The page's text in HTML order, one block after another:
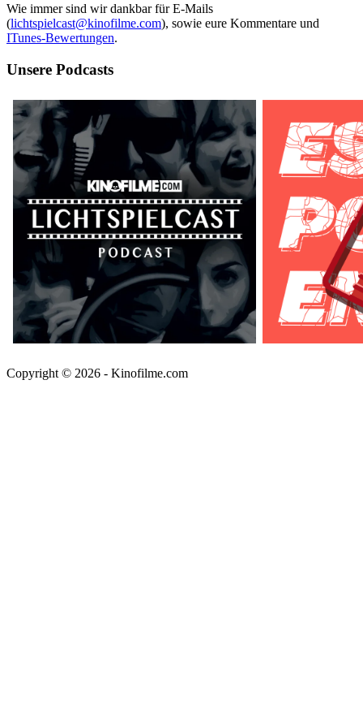
Wie immer sind wir dankbar für E-Mails
(lichtspielcast@kinofilme.com), sowie eure Kommentare und
ITunes-Bewertungen.
Unsere Podcasts
Copyright © 2026 - Kinofilme.com